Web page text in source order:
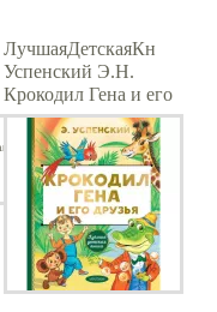
ЛучшаяДетскаяКн
Успенский Э.Н.
Крокодил Гена и его
друзья